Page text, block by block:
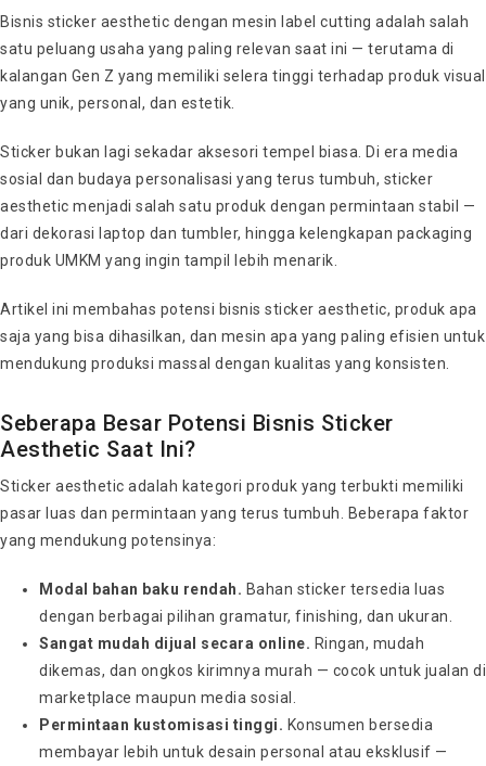
Bisnis sticker aesthetic dengan mesin label cutting adalah salah
satu peluang usaha yang paling relevan saat ini — terutama di
kalangan Gen Z yang memiliki selera tinggi terhadap produk visual
yang unik, personal, dan estetik.
Sticker bukan lagi sekadar aksesori tempel biasa. Di era media
sosial dan budaya personalisasi yang terus tumbuh, sticker
aesthetic menjadi salah satu produk dengan permintaan stabil —
dari dekorasi laptop dan tumbler, hingga kelengkapan packaging
produk UMKM yang ingin tampil lebih menarik.
Artikel ini membahas potensi bisnis sticker aesthetic, produk apa
saja yang bisa dihasilkan, dan mesin apa yang paling efisien untuk
mendukung produksi massal dengan kualitas yang konsisten.
Seberapa Besar Potensi Bisnis Sticker
Aesthetic Saat Ini?
Sticker aesthetic adalah kategori produk yang terbukti memiliki
pasar luas dan permintaan yang terus tumbuh. Beberapa faktor
yang mendukung potensinya:
Modal bahan baku rendah. Bahan sticker tersedia luas
dengan berbagai pilihan gramatur, finishing, dan ukuran.
Sangat mudah dijual secara online. Ringan, mudah
dikemas, dan ongkos kirimnya murah — cocok untuk jualan di
marketplace maupun media sosial.
Permintaan kustomisasi tinggi. Konsumen bersedia
membayar lebih untuk desain personal atau eksklusif —